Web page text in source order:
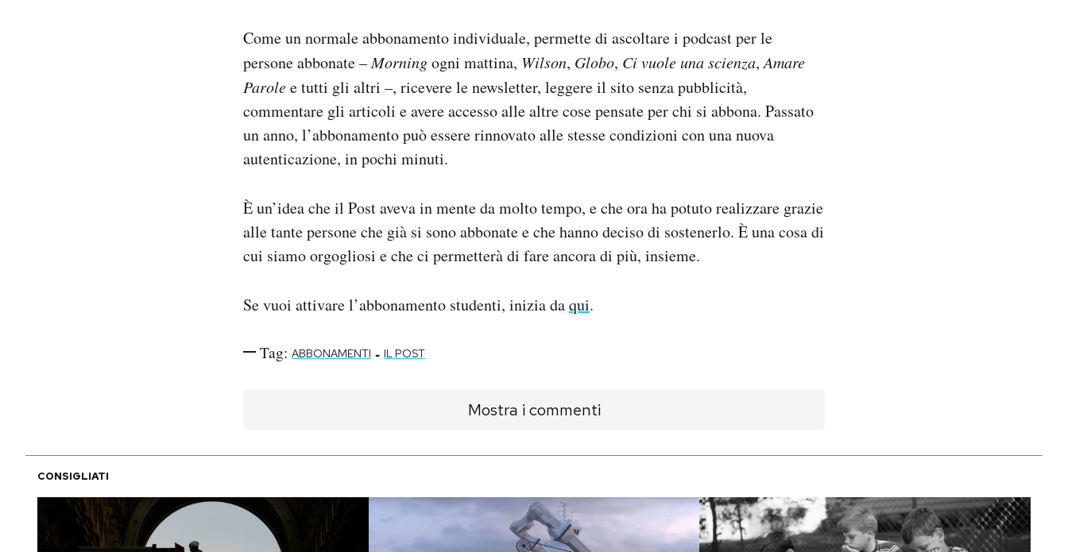
Come un normale abbonamento individuale, permette di ascoltare i podcast per le
persone abbonate –Morningogni mattina, Wilson, Globo, Ci vuole una scienza,Amare
Parolee tutti gli altri –, ricevere le newsletter, leggere il sito senza pubblicità,
commentare gli articoli e avere accesso alle altre cose pensate per chi si abbona. Passato
un anno, l’abbonamento può essere rinnovato alle stesse condizioni con una nuova
autenticazione, in pochi minuti.
È un’idea che il Post aveva in mente da molto tempo, e che ora ha potuto realizzare grazie
alle tante persone che già si sono abbonate e che hanno deciso di sostenerlo. È una cosa di
cui siamo orgogliosi e che ci permetterà di fare ancora di più, insieme.
Se vuoi attivare l’abbonamento studenti, inizia daqui.
Tag: ABBONAMENTI - IL POST
Mostra i commenti
CONSIGLIATI